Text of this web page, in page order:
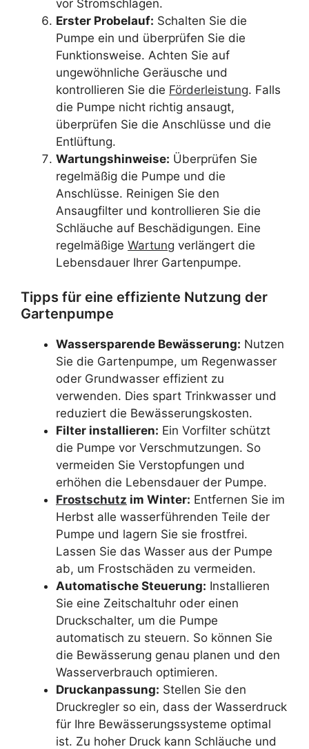
vor Stromschlägen.
Erster Probelauf: Schalten Sie die
Pumpe ein und überprüfen Sie die
Funktionsweise. Achten Sie auf
ungewöhnliche Geräusche und
kontrollieren Sie die Förderleistung. Falls
die Pumpe nicht richtig ansaugt,
überprüfen Sie die Anschlüsse und die
Entlüftung.
Wartungshinweise: Überprüfen Sie
regelmäßig die Pumpe und die
Anschlüsse. Reinigen Sie den
Ansaugfilter und kontrollieren Sie die
Schläuche auf Beschädigungen. Eine
regelmäßige Wartung verlängert die
Lebensdauer Ihrer Gartenpumpe.
Tipps für eine effiziente Nutzung der
Gartenpumpe
Wassersparende Bewässerung: Nutzen
Sie die Gartenpumpe, um Regenwasser
oder Grundwasser effizient zu
verwenden. Dies spart Trinkwasser und
reduziert die Bewässerungskosten.
Filter installieren: Ein Vorfilter schützt
die Pumpe vor Verschmutzungen. So
vermeiden Sie Verstopfungen und
erhöhen die Lebensdauer der Pumpe.
Frostschutz im Winter: Entfernen Sie im
Herbst alle wasserführenden Teile der
Pumpe und lagern Sie sie frostfrei.
Lassen Sie das Wasser aus der Pumpe
ab, um Frostschäden zu vermeiden.
Automatische Steuerung: Installieren
Sie eine Zeitschaltuhr oder einen
Druckschalter, um die Pumpe
automatisch zu steuern. So können Sie
die Bewässerung genau planen und den
Wasserverbrauch optimieren.
Druckanpassung: Stellen Sie den
Druckregler so ein, dass der Wasserdruck
für Ihre Bewässerungssysteme optimal
ist. Zu hoher Druck kann Schläuche und